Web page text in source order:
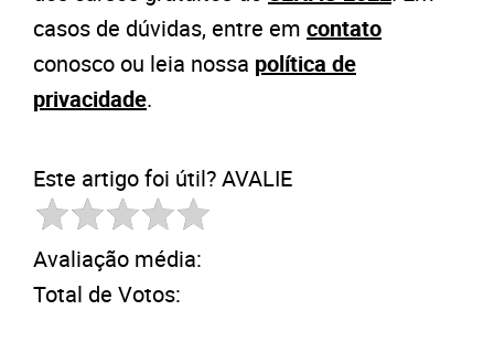
casos de dúvidas, entre em contato
conosco ou leia nossa política de
privacidade.
Este artigo foi útil? AVALIE
Avaliação média:
Total de Votos: